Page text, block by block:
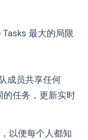
最大的局限
成员共享任何
的任务，更新实时
以便每个人都知